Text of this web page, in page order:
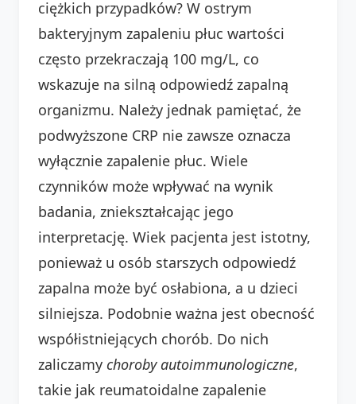
ciężkich przypadków? W ostrym
bakteryjnym zapaleniu płuc wartości
często przekraczają 100 mg/L, co
wskazuje na silną odpowiedź zapalną
organizmu. Należy jednak pamiętać, że
podwyższone CRP nie zawsze oznacza
wyłącznie zapalenie płuc. Wiele
czynników może wpływać na wynik
badania, zniekształcając jego
interpretację. Wiek pacjenta jest istotny,
ponieważ u osób starszych odpowiedź
zapalna może być osłabiona, a u dzieci
silniejsza. Podobnie ważna jest obecność
współistniejących chorób. Do nich
zaliczamy choroby autoimmunologiczne,
takie jak reumatoidalne zapalenie